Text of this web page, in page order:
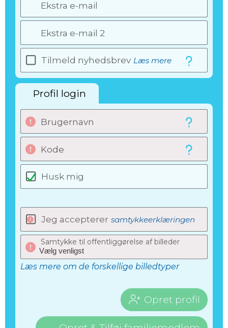
Ekstra e-mail
Ekstra e-mail 2
Tilmeld nyhedsbrev Læs mere
Profil login
Brugernavn
Kode
Husk mig
Jeg accepterer samtykkeerklæringen
Samtykke til offentliggørelse af billeder
Læs mere om de forskellige billedtyper
Opret profil